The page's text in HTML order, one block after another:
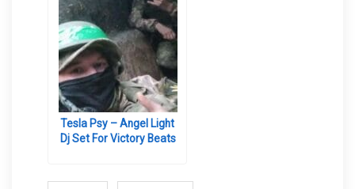
Tesla Psy – Angel Light
Dj Set For Victory Beats